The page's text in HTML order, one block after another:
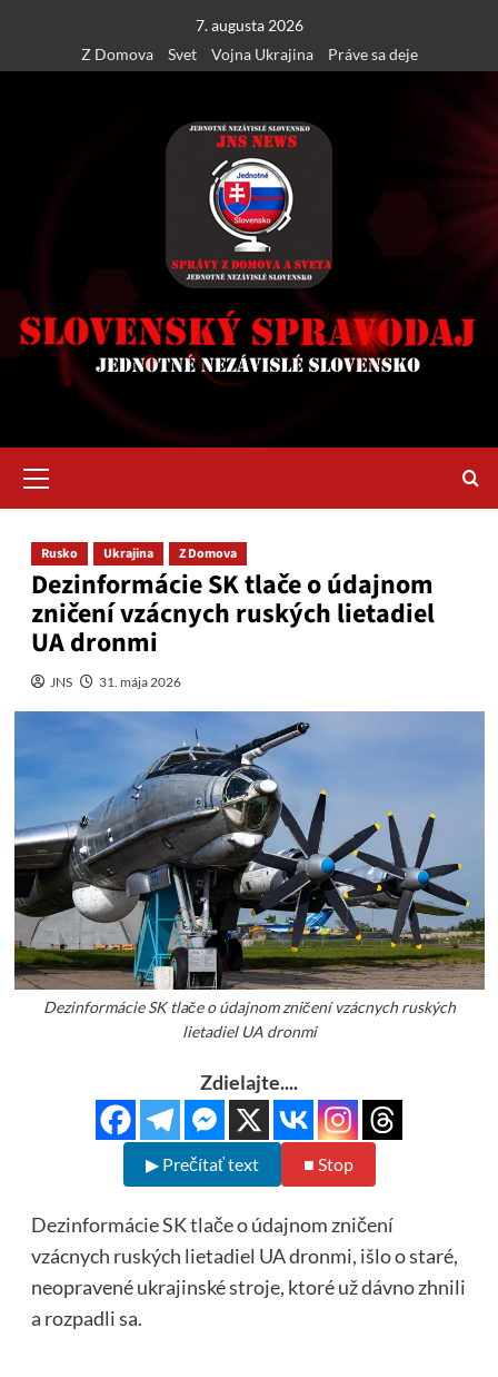
content
7. augusta 2026
Z Domova
Svet Vojna Ukrajina Práve sa deje
Menu
Rusko Ukrajina Z Domova
Dezinformácie SK tlače o údajnom
zničení vzácnych ruských lietadiel
UA dronmi
JNS 31. mája 2026
Dezinformácie SK tlače o údajnom zničení vzácnych ruských
lietadiel UA dronmi
Zdielajte....
▶ Prečítať text ■ Stop
Dezinformácie SK tlače o údajnom zničení
vzácnych ruských lietadiel UA dronmi, išlo o staré,
neopravené ukrajinské stroje, ktoré už dávno zhnili
a rozpadli sa.